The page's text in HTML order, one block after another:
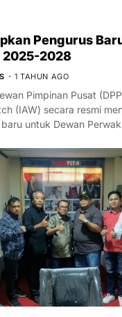
Pengurus
2025-2028
1 TAHUN AGO
Pimpinan Pusat
(IAW) secara resmi
untuk Dewan